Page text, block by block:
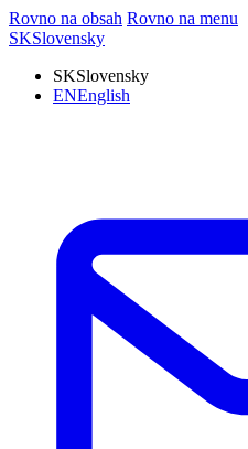
Rovno na obsah Rovno na menu
SKSlovensky
SKSlovensky
ENEnglish